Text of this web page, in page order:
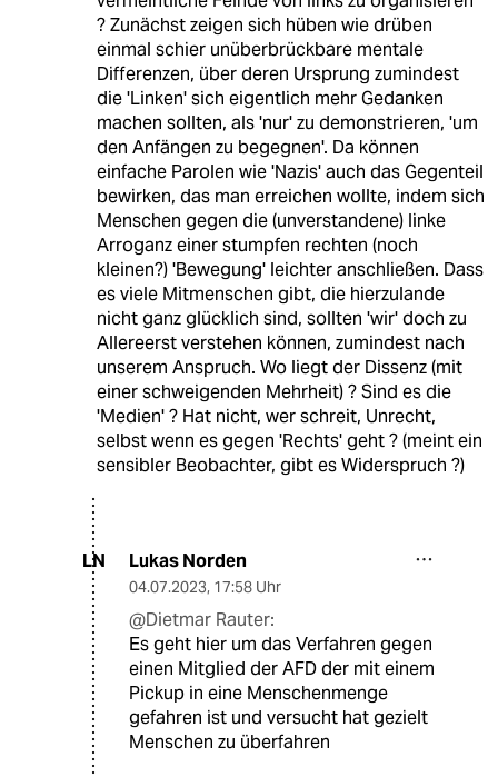
? Zunächst zeigen sich hüben wie drüben
einmal schier unüberbrückbare mentale
Differenzen, über deren Ursprung zumindest
die 'Linken' sich eigentlich mehr Gedanken
machen sollten, als 'nur' zu demonstrieren, 'um
den Anfängen zu begegnen'. Da können
einfache Parolen wie 'Nazis' auch das Gegenteil
bewirken, das man erreichen wollte, indem sich
Menschen gegen die (unverstandene) linke
Arroganz einer stumpfen rechten (noch
kleinen?) 'Bewegung' leichter anschließen. Dass
es viele Mitmenschen gibt, die hierzulande
nicht ganz glücklich sind, sollten 'wir' doch zu
Allereerst verstehen können, zumindest nach
unserem Anspruch. Wo liegt der Dissenz (mit
einer schweigenden Mehrheit) ? Sind es die
'Medien' ? Hat nicht, wer schreit, Unrecht,
selbst wenn es gegen 'Rechts' geht ? (meint ein
sensibler Beobachter, gibt es Widerspruch ?)
LN Lukas Norden
04.07.2023, 17:58 Uhr
@Dietmar Rauter:
Es geht hier um das Verfahren gegen
einen Mitglied der AFD der mit einem
Pickup in eine Menschenmenge
gefahren ist und versucht hat gezielt
Menschen zu überfahren